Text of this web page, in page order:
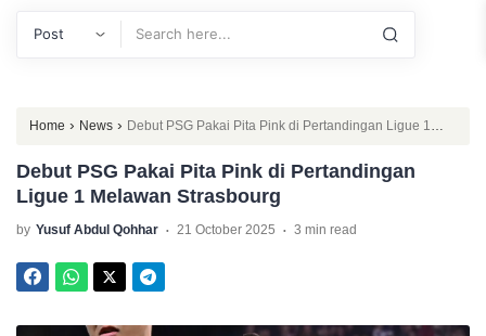
Home › News › Debut PSG Pakai Pita Pink di Pertandingan Ligue 1
Melawan Strasbourg
Debut PSG Pakai Pita Pink di Pertandingan
Ligue 1 Melawan Strasbourg
by Yusuf Abdul Qohhar . 21 October 2025 . 3 min read